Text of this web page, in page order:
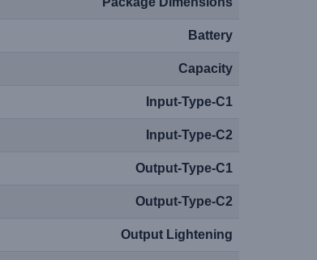
Battery
Capacity
Input-Type-C1
Input-Type-C2
Output-Type-C1
Output-Type-C2
Output Lightening